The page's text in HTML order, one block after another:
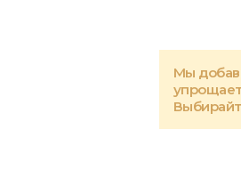
Мы